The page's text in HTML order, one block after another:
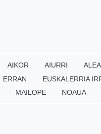
AIKOR AIURRI ALEA
ERRAN EUSKALERRIA
MAILOPE NOAUA